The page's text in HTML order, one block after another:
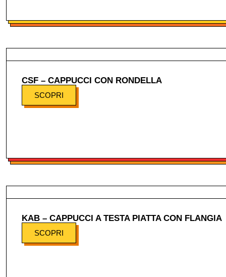
CSF – CAPPUCCI CON RONDELLA
SCOPRI
KAB – CAPPUCCI A TESTA PIATTA CON FLANGIA
SCOPRI